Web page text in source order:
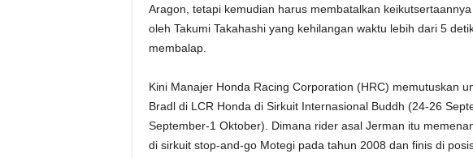
Aragon, tetapi kemudian harus membatalkan
oleh Takumi Takahashi yang kehilangan waktu lebih dari 5
membalap.
Kini Manajer Honda Racing Corporation (HRC) memutuskan
Bradl di LCR Honda di Sirkuit Internasional Buddh (24-26
September-1 Oktober). Dimana rider asal Jerman itu
di sirkuit stop-and-go Motegi pada tahun 2008 dan finis di